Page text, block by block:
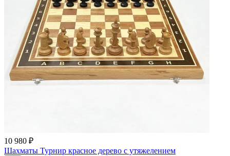
10 980 ₽
Шахматы Турнир красное дерево с утяжелением